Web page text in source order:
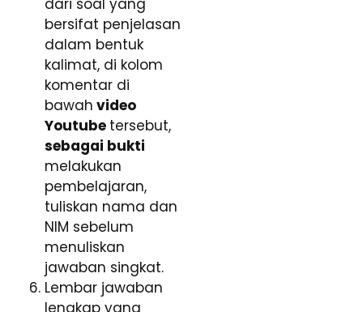
dari soal yang
bersifat penjelasan
dalam bentuk
kalimat, di kolom
komentar di
bawah video
Youtube tersebut,
sebagai bukti
melakukan
pembelajaran,
tuliskan nama dan
NIM sebelum
menuliskan
jawaban singkat.
Lembar jawaban